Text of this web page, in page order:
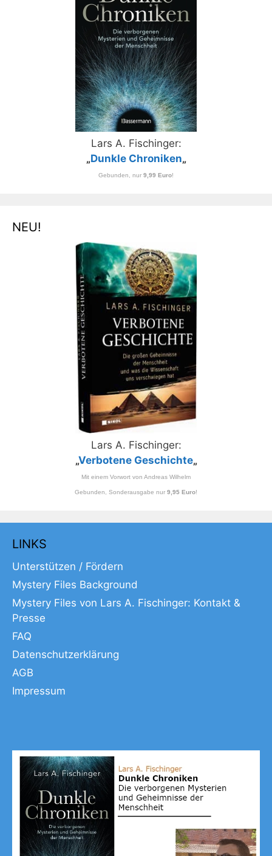
Lars A. Fischinger:
„Dunkle Chroniken„
Gebunden, nur 9,99 Euro!
NEU!
Lars A. Fischinger:
„Verbotene Geschichte„
Mit einem Vorwort von Andreas Wilhelm
Gebunden, Sonderausgabe nur 9,95 Euro!
LINKS
Unterstützen / Fördern
Mystery Files Background
Mystery Files von Lars A. Fischinger: Kontakt &
Presse
FAQ
Datenschutzerklärung
AGB
Impressum